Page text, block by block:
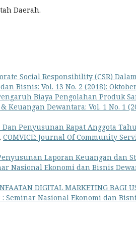
Daerah.
Social Responsibility (CSR)
Bisnis: Vol. 13 No. 2 (2018):
Biaya Pengolahan Produk
Keuangan Dewantara: Vol. 1 No. 1
Penyusunan Rapat Anggota
, COMVICE: Journal Of Community
Laporan Keuangan dan
Nasional Ekonomi dan Bisnis
DIGITAL MARKETING BAGI
: Seminar Nasional Ekonomi dan